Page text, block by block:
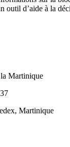
outil d’aide à la
Martinique
Martinique